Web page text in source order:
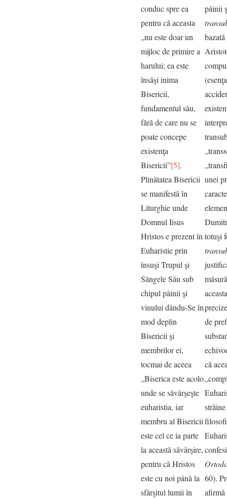
conduc spre ea
pentru că aceasta
„nu este doar un
mijloc de primire a
harului; ea este
însăşi inima
Bisericii,
fundamentul său,
fără de care nu se
poate concepe
existenţa
Bisericii”[5].
Plinătatea Bisericii
se manifestă în
Liturghie unde
Domnul Iisus
Hristos e prezent în
Euharistie prin
însuşi Trupul şi
Sângele Său sub
chipul pâinii şi
vinului dându-Se în
mod deplin
Bisericii şi
membrilor ei,
tocmai de aceea
„Biserica este acolo
unde se săvârşeşte
euharistia, iar
membru al Bisericii
este cel ce ia parte
la această săvârşire,
pentru că Hristos
este cu noi până la
sfârşitul lumii în
pâinii
unei
totuşi
de
că
60).
afirmă